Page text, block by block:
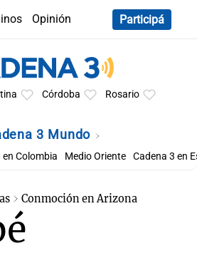
Opinión
Participá
Córdoba Rosario
3 Mundo
en Colombia Medio Oriente Cadena 3 en
Conmoción en Arizona